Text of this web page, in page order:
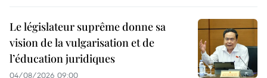
Le législateur suprême donne sa
vision de la vulgarisation et de
l’éducation juridiques
04/08/2026 09:00